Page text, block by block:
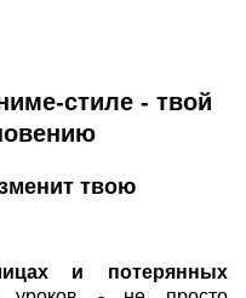
стиле - твой
твою
и потерянных